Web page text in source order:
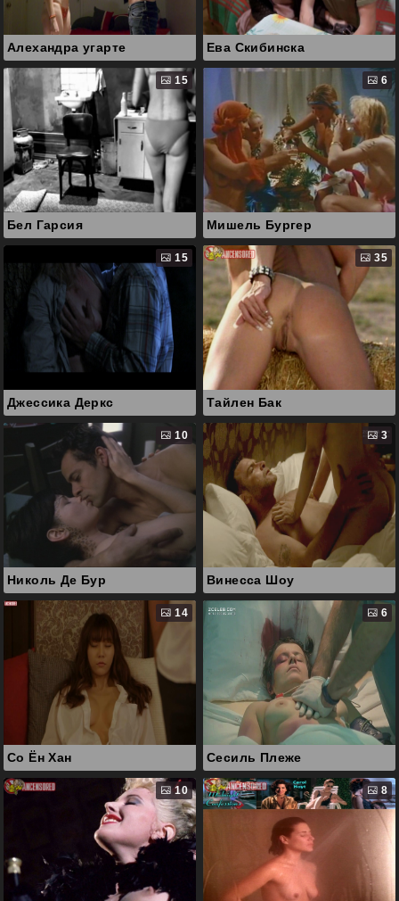
Алехандра угарте Ева Скибинска
15
Бел Гарсия
6
Мишель Бургер
15
Джессика Деркс
35
Тайлен Бак
10
Николь Де Бур
3
Винесса Шоу
14
Со Ён Хан
6
Сесиль Плеже
10 8